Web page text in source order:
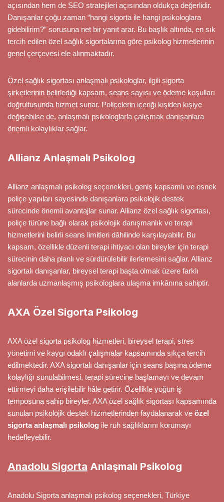
açısından hem de SEO stratejileri açısından oldukça değerlidir.
Danışanlar çoğu zaman “hangi sigorta ile hangi psikologlara
gidebilirim?” sorusuna net bir yanıt arar. Bu başlık altında, en sık
tercih edilen özel sağlık sigortalarına göre psikolog hizmetlerinin
genel çerçevesi ele alınmaktadır.
Özel sağlık sigortası anlaşmalı psikologlar, ilgili sigorta
şirketlerinin belirlediği kapsam, seans sayısı ve ödeme koşulları
doğrultusunda hizmet sunar. Poliçelerin içeriği kişiden kişiye
değişebilse de, anlaşmalı psikologlarla çalışmak danışanlara
önemli kolaylıklar sağlar.
Allianz Anlaşmalı Psikolog
Allianz anlaşmalı psikolog seçenekleri, geniş kapsamlı ve esnek
poliçe yapıları sayesinde danışanlara psikolojik destek
sürecinde önemli avantajlar sunar. Allianz özel sağlık sigortası,
poliçe türüne bağlı olarak psikolojik danışmanlık ve terapi
hizmetlerini belirli seans limitleri dâhilinde karşılayabilir. Bu
kapsam, özellikle düzenli terapi ihtiyacı olan bireyler için terapi
sürecinin daha planlı ve sürdürülebilir ilerlemesini sağlar. Allianz
sigortalı danışanlar, bireysel terapi başta olmak üzere farklı
alanlarda uzmanlaşmış psikologlara ulaşma imkânına sahiptir.
AXA Özel Sigorta Psikolog
AXA özel sigorta psikolog hizmetleri, bireysel terapi, stres
yönetimi ve kaygı odaklı çalışmalar kapsamında sıkça tercih
edilmektedir. AXA sigortalı danışanlar için seans başına ödeme
kolaylığı sunulabilmesi, terapi sürecine başlamayı ve devam
ettirmeyi daha erişilebilir hâle getirir. Özellikle yoğun iş
temposuna sahip bireyler, AXA özel sağlık sigortası kapsamında
sunulan psikolojik destek hizmetlerinden faydalanarak ve özel
sigorta anlaşmalı psikolog ile ruh sağlıklarını korumayı
hedefleyebilir.
Anadolu Sigorta Anlaşmalı Psikolog
Anadolu Sigorta anlaşmalı psikolog seçenekleri, Türkiye